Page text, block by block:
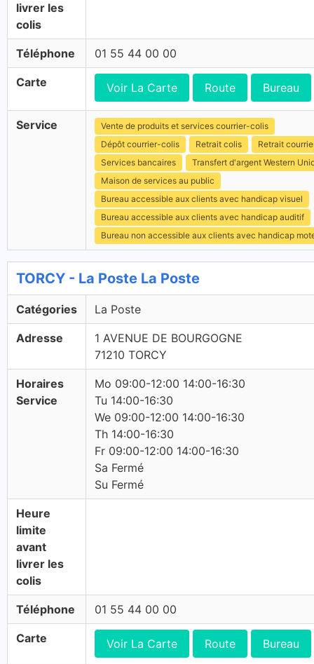
livrer les
colis
Téléphone 01 55 44 00 00
Carte Voir La Carte Route Bureau
Service
Vente de produits et services courrier-colis
Dépôt courrier-colis
Retrait colis
Retrait
Services bancaires
Transfert d'argent Western
Maison de services au public
Bureau accessible aux clients avec handicap visuel
Bureau accessible aux clients avec handicap auditif
Bureau non accessible aux clients avec handicap
TORCY - La Poste La Poste
Catégories La Poste
Adresse
1 AVENUE DE BOURGOGNE
71210 TORCY
Horaires
Service
Mo 09:00-12:00 14:00-16:30
Tu 14:00-16:30
We 09:00-12:00 14:00-16:30
Th 14:00-16:30
Fr 09:00-12:00 14:00-16:30
Sa Fermé
Su Fermé
Heure
limite
avant
livrer les
colis
Téléphone 01 55 44 00 00
Carte Voir La Carte Route Bureau